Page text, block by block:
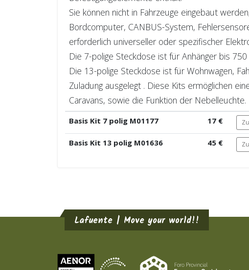
Sie können nicht in Fahrzeuge eingebaut
Bordcomputer, CANBUS-System,
erforderlich universeller oder spezifischer
Die 7-polige Steckdose ist für Anhänger bis 750
Die 13-polige Steckdose ist für Wohnwagen,
Zuladung ausgelegt . Diese Kits ermöglichen
Caravans, sowie die Funktion der Nebelleuchte.
Basis Kit 7 polig M01177 17 €
Basis Kit 13 polig M01636 45 €
Lafuente | Move your world!!